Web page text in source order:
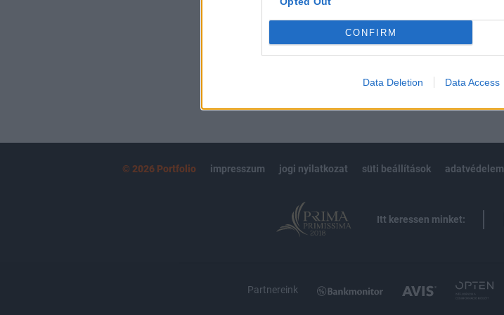
CONFIRM
Data Deletion Data Access
Előfizetés
BEJELENTKEZÉS
© 2026 Portfolio impresszum jogi nyilatkozat süti beállítások adatvédelem
Itt keressen minket:
Partnereink